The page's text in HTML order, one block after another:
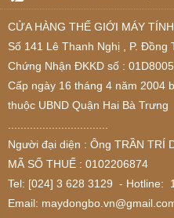
CỬA HÀNG THẾ GIỚI MÁY TÍNH
Số 141 Lê Thanh Nghị , P. Đồng
Chứng Nhận ĐKKD số :
Cấp ngày 16 tháng 4 năm 2004
thuộc UBND Quận Hai Bà Trưng
Người đại diện : Ông TRẦN TRÍ
MÃ SỐ THUẾ : 0102206874
Tel: [024] 3 628 3129 - Hotline:
Email: